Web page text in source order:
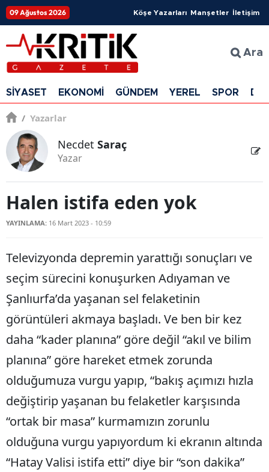
09 Ağustos 2026 Köşe Yazarları Manşetler İletişim
Ara
SİYASET EKONOMİ GÜNDEM YEREL SPOR
/ Yazarlar
Necdet Saraç
Yazar
Halen istifa eden yok
YAYINLAMA: 16 Mart 2023 - 10:59
Televizyonda depremin yarattığı sonuçları ve
seçim sürecini konuşurken Adıyaman ve
Şanlıurfa’da yaşanan sel felaketinin
görüntüleri akmaya başladı. Ve ben bir kez
daha “kader planına” göre değil “akıl ve bilim
planına” göre hareket etmek zorunda
olduğumuza vurgu yapıp, “bakış açımızı hızla
değiştirip yaşanan bu felaketler karşısında
“ortak bir masa” kurmamızın zorunlu
olduğuna vurgu yapıyordum ki ekranın altında
“Hatay Valisi istifa etti” diye bir “son dakika”